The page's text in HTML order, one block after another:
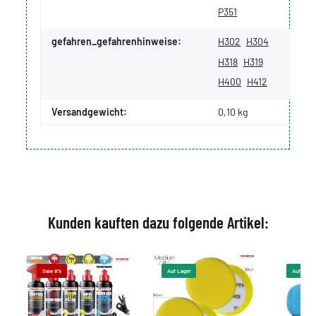
P351
gefahren_gefahrenhinweise: H302 H304
H318 H319
H400 H412
Versandgewicht: 0,10 kg
Kunden kauften dazu folgende Artikel:
Sale 8% Auf Lager Auf Lager